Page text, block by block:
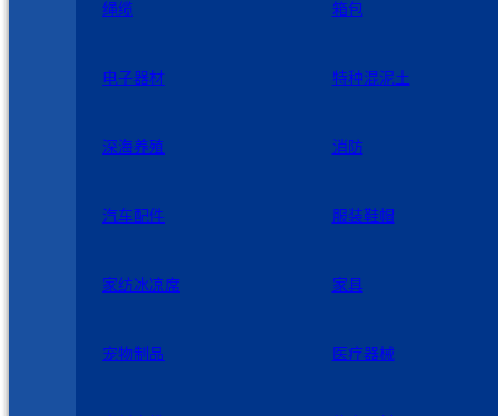
绳缆 箱包
电子器材 特种混泥土
深海养殖 消防
汽车配件 服装鞋帽
家纺冰凉席 家具
宠物制品 医疗器械